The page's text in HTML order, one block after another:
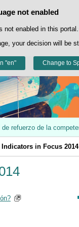
Policy
and third-party cookies
the "Cookies" section
Reject
not enabled
enabled in this
your decision will be
"en" Change to
Skip to content
Contacto
de refuerzo de la
in Focus 2014